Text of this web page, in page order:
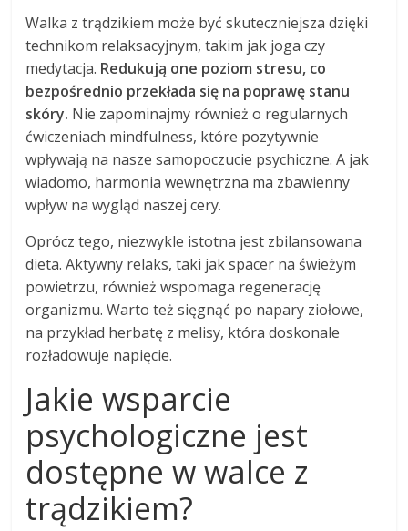
Walka z trądzikiem może być skuteczniejsza dzięki
technikom relaksacyjnym, takim jak joga czy
medytacja. Redukują one poziom stresu, co
bezpośrednio przekłada się na poprawę stanu
skóry. Nie zapominajmy również o regularnych
ćwiczeniach mindfulness, które pozytywnie
wpływają na nasze samopoczucie psychiczne. A jak
wiadomo, harmonia wewnętrzna ma zbawienny
wpływ na wygląd naszej cery.
Oprócz tego, niezwykle istotna jest zbilansowana
dieta. Aktywny relaks, taki jak spacer na świeżym
powietrzu, również wspomaga regenerację
organizmu. Warto też sięgnąć po napary ziołowe,
na przykład herbatę z melisy, która doskonale
rozładowuje napięcie.
Jakie wsparcie
psychologiczne jest
dostępne w walce z
trądzikiem?